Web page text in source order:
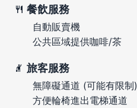
餐飲服務
自動販賣機
公共區域提供咖啡/茶
旅客服務
無障礙通道 (可能有限制)
方便輪椅進出電梯通道